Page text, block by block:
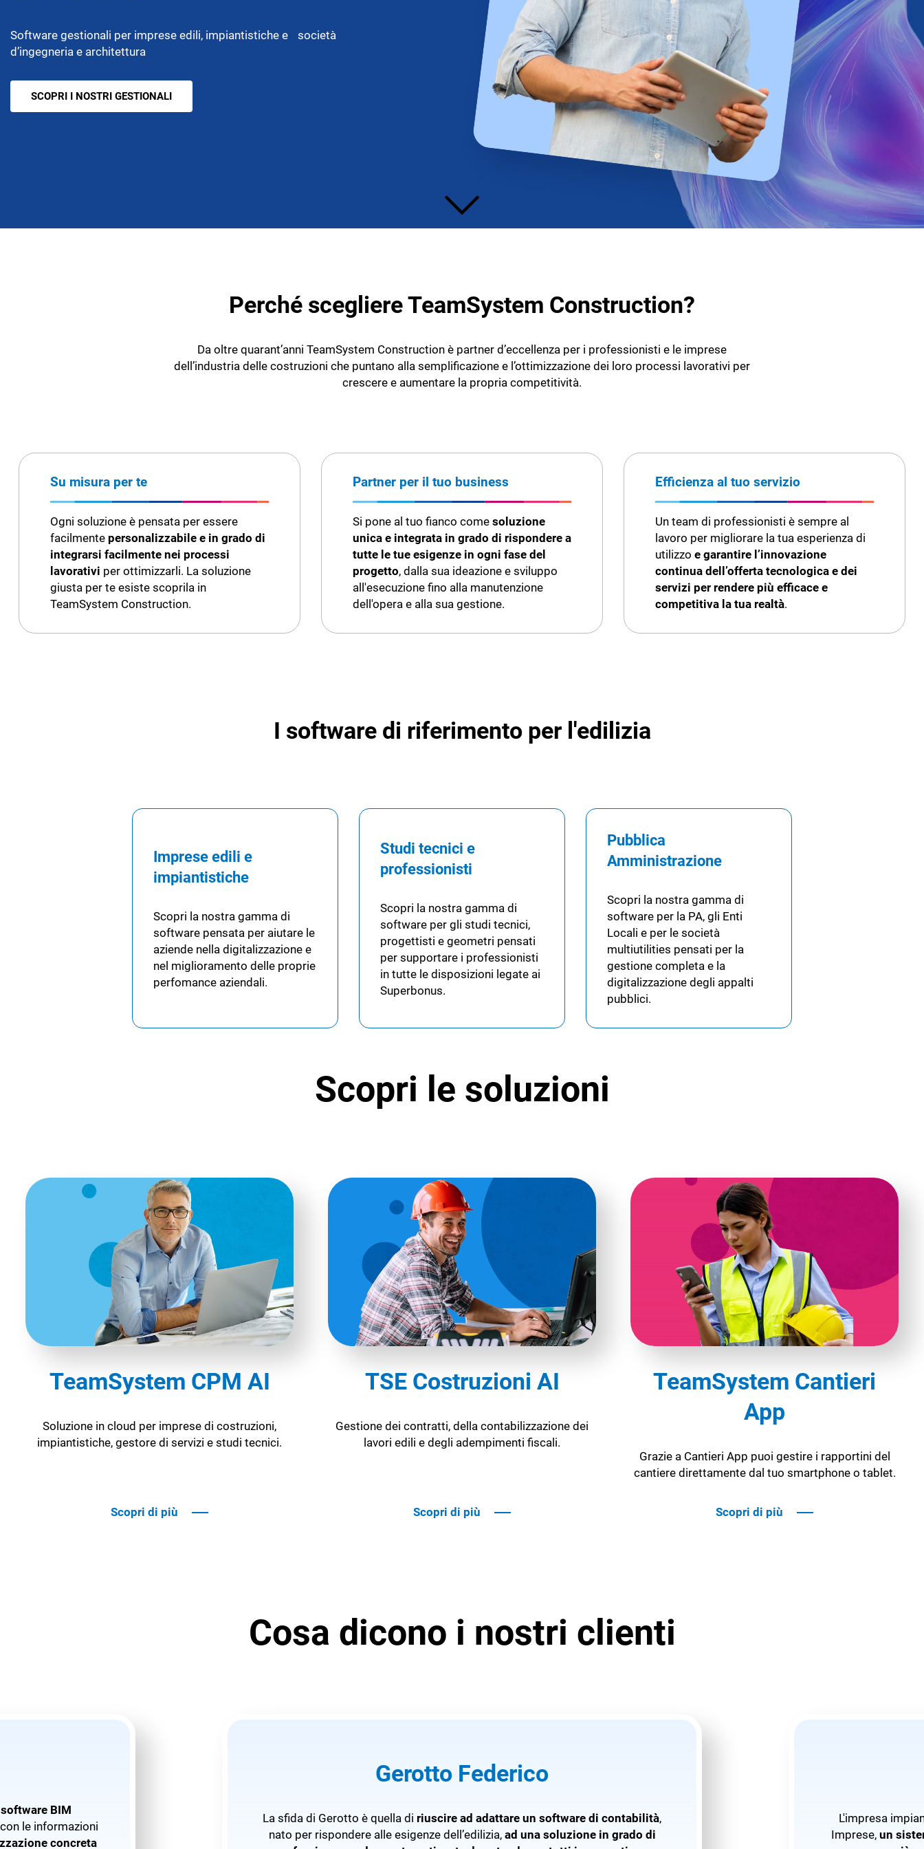
TS Safety&Compliance
Sicurezza, compliance e badge digitale
Software giornale dei Lavori
Software Facility Management
ALTRI GESTIONALI
Gestione del personale di cantiere
Cybersecurity
Progettazione strutturale
Cybersecurity
Sostenibilità ed efficienza
Software gestionali per imprese edili, impiantistiche e società
d’ingegneria e architettura
SCOPRI I NOSTRI GESTIONALI
Perché scegliere TeamSystem Construction?
Da oltre quarant’anni TeamSystem Construction è partner d’eccellenza per i professionisti e le imprese
dell’industria delle costruzioni che puntano alla semplificazione e l’ottimizzazione dei loro processi lavorativi per
crescere e aumentare la propria competitività.
Su misura per te
Ogni soluzione è pensata per essere
facilmente personalizzabile e in grado di
integrarsi facilmente nei processi
lavorativi per ottimizzarli. La soluzione
giusta per te esiste scoprila in
TeamSystem Construction.
Partner per il tuo business
Si pone al tuo fianco come soluzione
unica e integrata in grado di rispondere a
tutte le tue esigenze in ogni fase del
progetto, dalla sua ideazione e sviluppo
all'esecuzione fino alla manutenzione
dell'opera e alla sua gestione.
Efficienza al tuo servizio
Un team di professionisti è sempre al
lavoro per migliorare la tua esperienza di
utilizzo e garantire l’innovazione
continua dell’offerta tecnologica e dei
servizi per rendere più efficace e
competitiva la tua realtà.
I software di riferimento per l'edilizia
Imprese edili e
impiantistiche
Scopri la nostra gamma di
software pensata per aiutare le
aziende nella digitalizzazione e
nel miglioramento delle proprie
perfomance aziendali.
Studi tecnici e
professionisti
Scopri la nostra gamma di
software per gli studi tecnici,
progettisti e geometri pensati
per supportare i professionisti
in tutte le disposizioni legate ai
Superbonus.
Pubblica
Amministrazione
Scopri la nostra gamma di
software per la PA, gli Enti
Locali e per le società
multiutilities pensati per la
gestione completa e la
digitalizzazione degli appalti
pubblici.
Scopri le soluzioni
TeamSystem CPM AI
Soluzione in cloud per imprese di costruzioni,
impiantistiche, gestore di servizi e studi tecnici.
Scopri di più
TSE Costruzioni AI
Gestione dei contratti, della contabilizzazione dei
lavori edili e degli adempimenti fiscali.
Scopri di più
TeamSystem Cantieri
App
Grazie a Cantieri App puoi gestire i rapportini del
cantiere direttamente dal tuo smartphone o tablet.
Scopri di più
Cosa dicono i nostri clienti
software BIM
le informazioni
concreta
Gerotto Federico
La sfida di Gerotto è quella di riuscire ad adattare un software di contabilità,
nato per rispondere alle esigenze dell’edilizia, ad una soluzione in grado di
L'impresa
Imprese, un